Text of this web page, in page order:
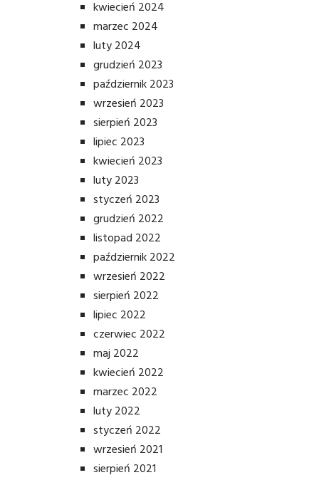
kwiecień 2024
marzec 2024
luty 2024
grudzień 2023
październik 2023
wrzesień 2023
sierpień 2023
lipiec 2023
kwiecień 2023
luty 2023
styczeń 2023
grudzień 2022
listopad 2022
październik 2022
wrzesień 2022
sierpień 2022
lipiec 2022
czerwiec 2022
maj 2022
kwiecień 2022
marzec 2022
luty 2022
styczeń 2022
wrzesień 2021
sierpień 2021